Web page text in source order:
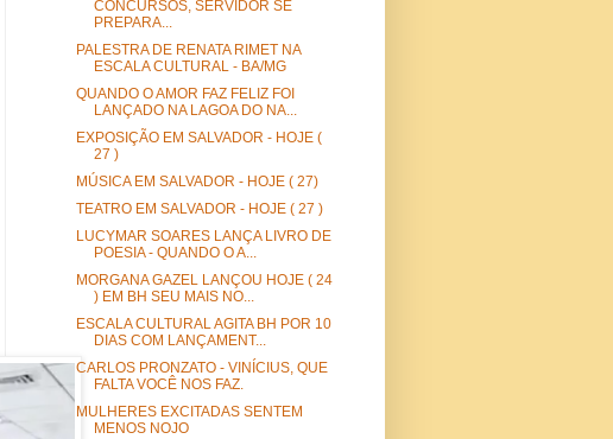
CONCURSOS, SERVIDOR SE
PREPARA...
PALESTRA DE RENATA RIMET NA
ESCALA CULTURAL - BA/MG
QUANDO O AMOR FAZ FELIZ FOI
LANÇADO NA LAGOA DO NA...
EXPOSIÇÃO EM SALVADOR - HOJE (
27 )
MÚSICA EM SALVADOR - HOJE ( 27)
TEATRO EM SALVADOR - HOJE ( 27 )
LUCYMAR SOARES LANÇA LIVRO DE
POESIA - QUANDO O A...
MORGANA GAZEL LANÇOU HOJE ( 24
) EM BH SEU MAIS NO...
ESCALA CULTURAL AGITA BH POR 10
DIAS COM LANÇAMENT...
CARLOS PRONZATO - VINÍCIUS, QUE
FALTA VOCÊ NOS FAZ.
MULHERES EXCITADAS SENTEM
MENOS NOJO